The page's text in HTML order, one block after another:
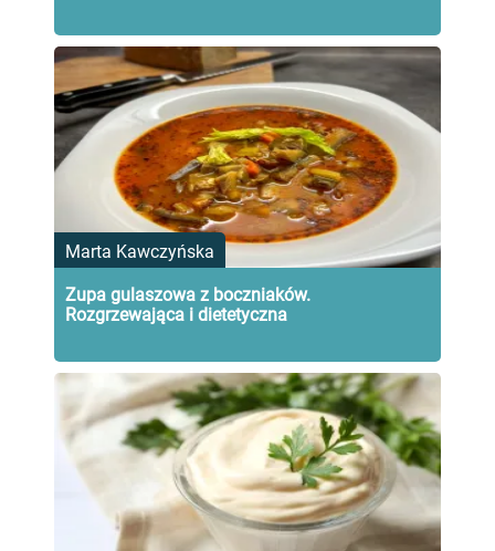
Marta Kawczyńska
Zupa gulaszowa z boczniaków.
Rozgrzewająca i dietetyczna